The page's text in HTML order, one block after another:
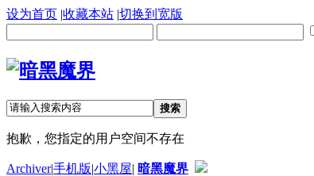
设为首页 |收藏本站 |切换到宽版
搜索
抱歉，您指定的用户空间不存在
Archiver|手机版|小黑屋| 暗黑魔界